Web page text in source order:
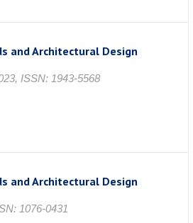
and Architectural Design
ISSN: 1943-5568
and Architectural Design
1076-0431